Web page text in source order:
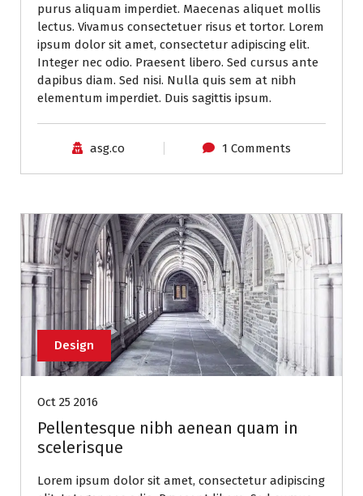
purus aliquam imperdiet. Maecenas aliquet mollis
lectus. Vivamus consectetuer risus et tortor. Lorem
ipsum dolor sit amet, consectetur adipiscing elit.
Integer nec odio. Praesent libero. Sed cursus ante
dapibus diam. Sed nisi. Nulla quis sem at nibh
elementum imperdiet. Duis sagittis ipsum.
asg.co 1 Comments
Design
Oct 25 2016
Pellentesque nibh aenean quam in
scelerisque
Lorem ipsum dolor sit amet, consectetur adipiscing